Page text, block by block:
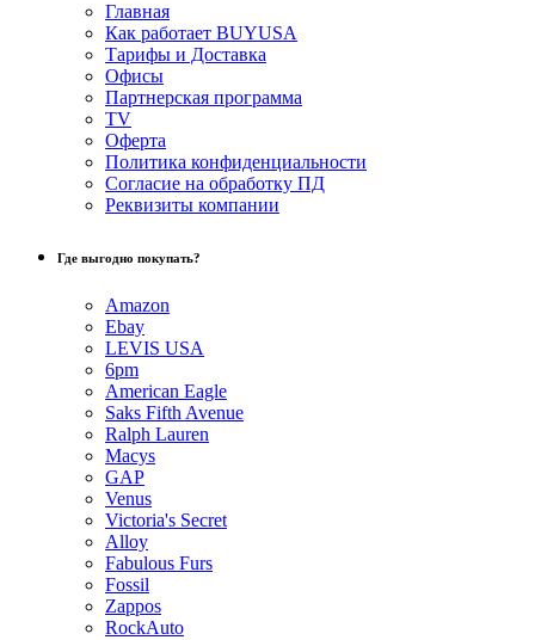
Главная
Как работает BUYUSA
Тарифы и Доставка
Офисы
Партнерская программа
TV
Оферта
Политика конфиденциальности
Согласие на обработку ПД
Реквизиты компании
Где выгодно покупать?
Amazon
Ebay
LEVIS USA
6pm
American Eagle
Saks Fifth Avenue
Ralph Lauren
Macys
GAP
Venus
Victoria's Secret
Alloy
Fabulous Furs
Fossil
Zappos
RockAuto